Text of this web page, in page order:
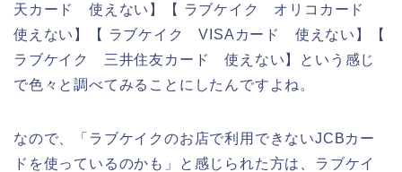
天カード 使えない】【 ラブケイク オリコカード
使えない】【 ラブケイク VISAカード 使えない】【
ラブケイク 三井住友カード 使えない】という感じ
で色々と調べてみることにしたんですよね。
なので、「ラブケイクのお店で利用できないJCBカー
ドを使っているのかも」と感じられた方は、ラブケイ